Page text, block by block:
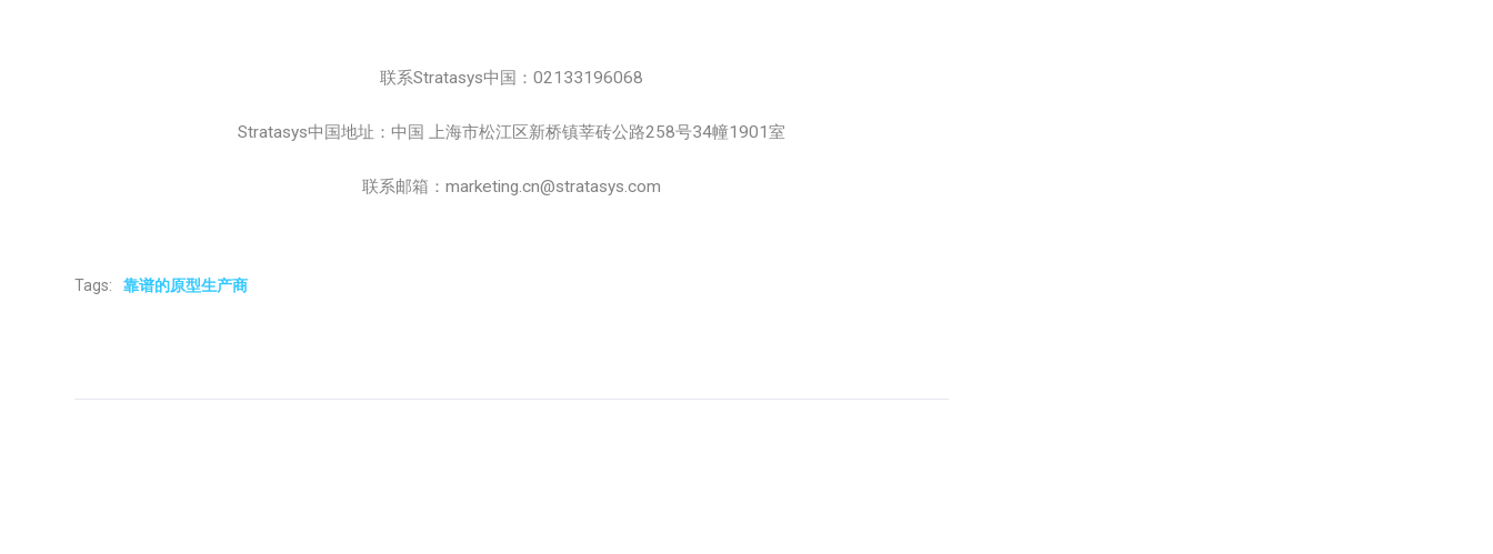
联系Stratasys中国：02133196068
Stratasys中国地址：中国 上海市松江区新桥镇莘砖公路258号34幢1901室
联系邮箱：marketing.cn@stratasys.com
Tags: 靠谱的原型生产商